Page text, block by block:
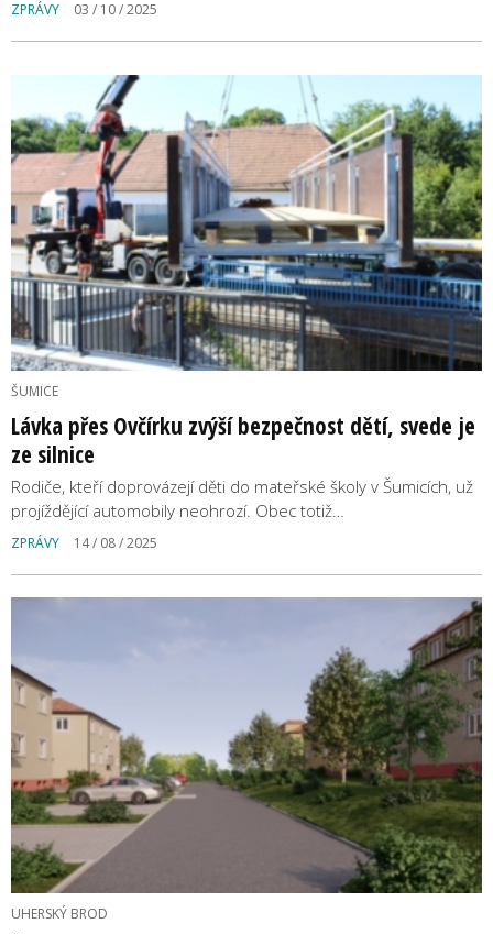
ZPRÁVY 03 / 10 / 2025
ŠUMICE
Lávka přes Ovčírku zvýší bezpečnost dětí, svede je
ze silnice
Rodiče, kteří doprovázejí děti do mateřské školy v Šumicích, už
projíždějící automobily neohrozí. Obec totiž…
ZPRÁVY 14 / 08 / 2025
UHERSKÝ BROD